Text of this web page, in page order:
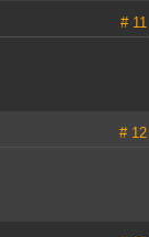
# 11
# 12